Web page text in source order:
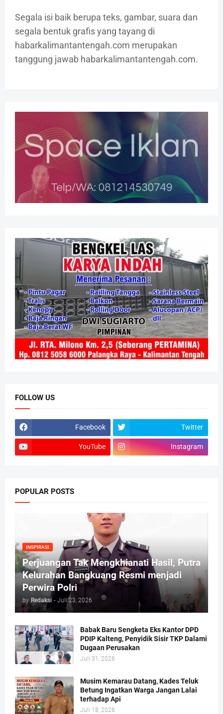
Segala isi baik berupa teks, gambar, suara dan
segala bentuk grafis yang tayang di
habarkalimantantengah.com merupakan
tanggung jawab habarkalimantantengah.com.
FOLLOW US
Facebook Twitter
YouTube Instagram
POPULAR POSTS
INSPIRASI
Perjuangan Tak Mengkhianati Hasil, Putra
Kelurahan Bangkuang Resmi menjadi
Perwira Polri
by Redaksi - Juli 23, 2026
Babak Baru Sengketa Eks Kantor DPD
PDIP Kalteng, Penyidik Sisir TKP Dalami
Dugaan Perusakan
Juli 31, 2026
Musim Kemarau Datang, Kades Teluk
Betung Ingatkan Warga Jangan Lalai
terhadap Api
Juli 18, 2026